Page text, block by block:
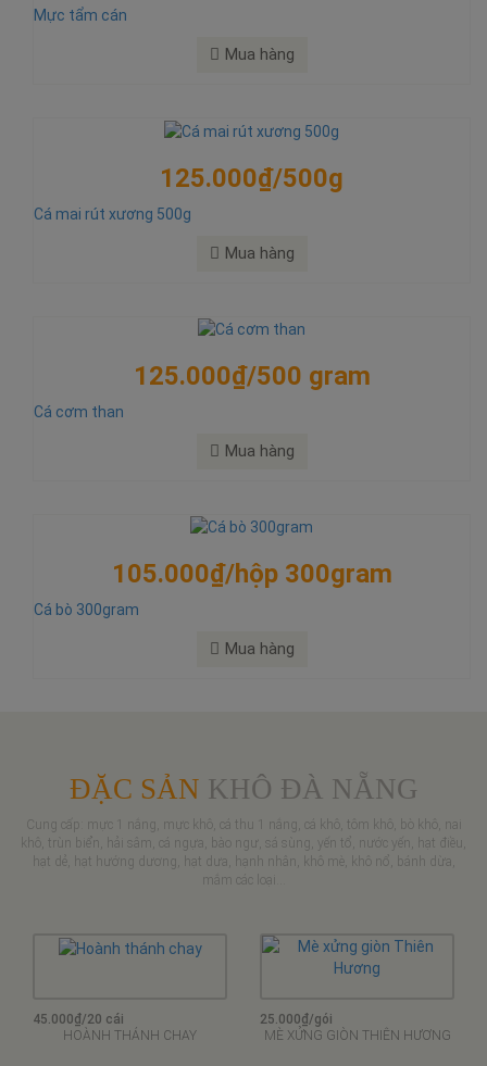
Mực tẩm cán
Mua hàng
125.000₫/500g
Cá mai rút xương 500g
Mua hàng
125.000₫/500 gram
Cá cơm than
Mua hàng
105.000₫/hộp 300gram
Cá bò 300gram
Mua hàng
ĐẶC SẢN KHÔ ĐÀ NẴNG
Cung cấp: mực 1 nắng, mực khô, cá thu 1 nắng, cá khô, tôm khô, bò khô, nai
khô, trùn biển, hải sâm, cá ngựa, bào ngư, sá sùng, yến tổ, nước yến, hạt điều,
hạt dẻ, hạt hướng dương, hạt dưa, hạnh nhân, khô mè, khô nổ, bánh dừa,
mắm các loại...
45.000₫/20 cái
HOÀNH THÁNH CHAY
25.000₫/gói
MÈ XỬNG GIÒN THIÊN HƯƠNG